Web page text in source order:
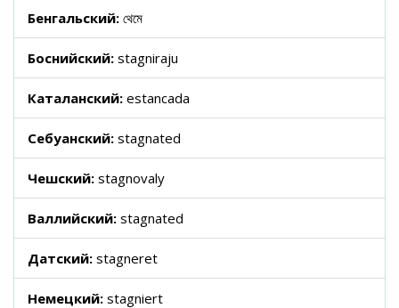
Бенгальский: থেমে
Боснийский: stagniraju
Каталанский: estancada
Себуанский: stagnated
Чешский: stagnovaly
Валлийский: stagnated
Датский: stagneret
Немецкий: stagniert